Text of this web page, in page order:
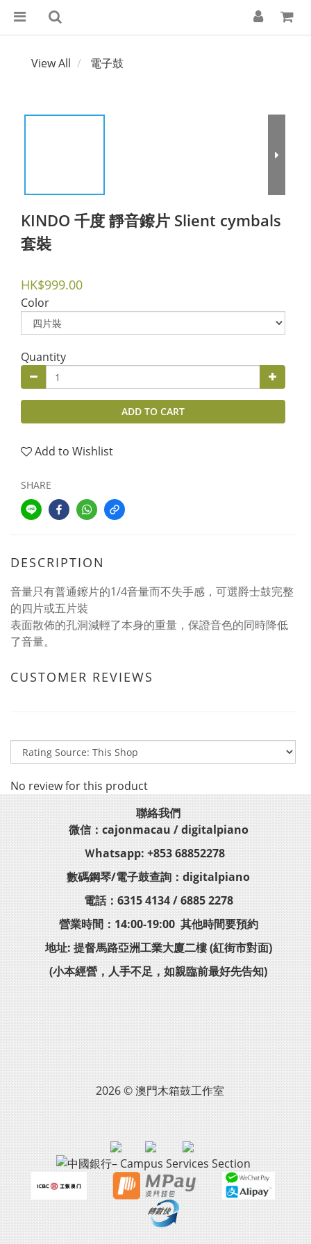
View All 電子鼓
KINDO 千度 靜音鑔片 Slient cymbals
套裝
HK$999.00
Color
Quantity
ADD TO CART
Add to Wishlist
SHARE
DESCRIPTION
音量只有普通鑔片的1/4音量而不失手感，可選爵士鼓完整
的四片或五片裝
表面散佈的孔洞減輕了本身的重量，保證音色的同時降低
了音量。
CUSTOMER REVIEWS
No review for this product
聯絡我們
微信：cajonmacau / digitalpiano
Ｗhatsapp: +853 68852278
數碼鋼琴/電子鼓查詢：digitalpiano
電話：6315 4134 / 6885 2278
營業時間：14:00-19:00 其他時間要預約
地址: 提督馬路亞洲工業大廈二樓 (紅街市對面)
(小本經營，人手不足，如親臨前最好先告知)
2026 © 澳門木箱鼓工作室